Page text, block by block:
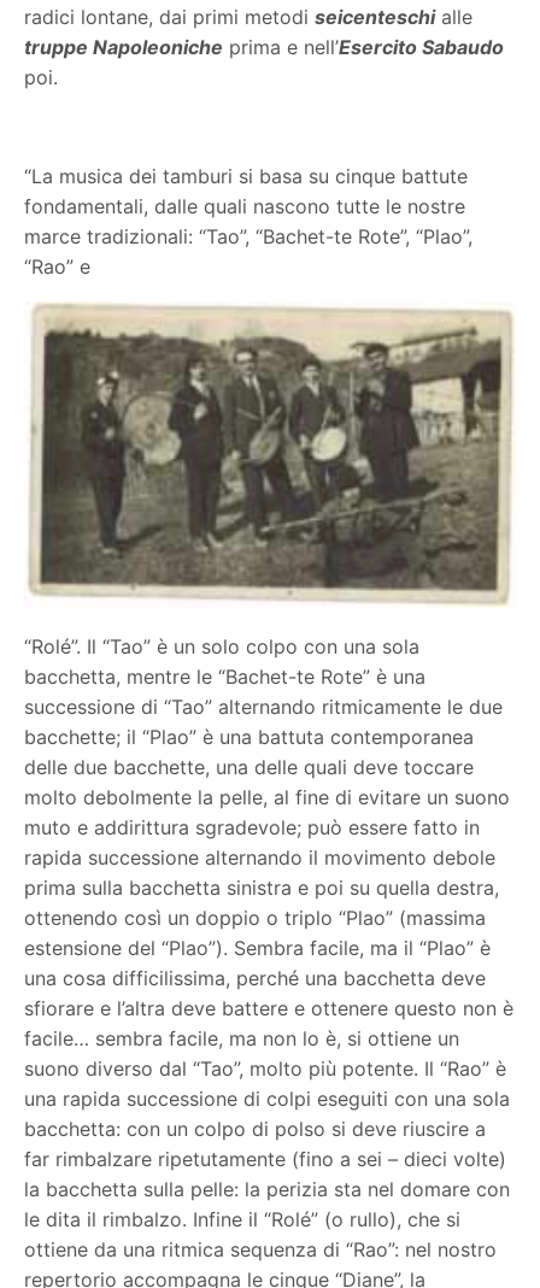
radici lontane, dai primi metodiseicenteschialle
truppe Napoleoniche prima e nell’Esercito Sabaudo
poi.
“La musica dei tamburi si basa su cinque battute
fondamentali, dalle quali nascono tutte le nostre
marce tradizionali: “Tao”, “Bachet-te Rote”, “Plao”,
“Rao” e
“Rolé”. Il “Tao” è un solo colpo con una sola
bacchetta, mentre le “Bachet-te Rote” è una
successione di “Tao” alternando ritmicamente le due
bacchette; il “Plao” è una battuta contemporanea
delle due bacchette, una delle quali deve toccare
molto debolmente la pelle, al fine di evitare un suono
muto e addirittura sgradevole; può essere fatto in
rapida successione alternando il movimento debole
prima sulla bacchetta sinistra e poi su quella destra,
ottenendo così un doppio o triplo “Plao” (massima
estensione del “Plao”). Sembra facile, ma il “Plao” è
una cosa difficilissima, perché una bacchetta deve
sfiorare e l’altra deve battere e ottenere questo non è
facile… sembra facile, ma non lo è, si ottiene un
suono diverso dal “Tao”, molto più potente. Il “Rao” è
una rapida successione di colpi eseguiti con una sola
bacchetta: con un colpo di polso si deve riuscire a
far rimbalzare ripetutamente (fino a sei – dieci volte)
la bacchetta sulla pelle: la perizia sta nel domare con
le dita il rimbalzo. Infine il “Rolé” (o rullo), che si
ottiene da una ritmica sequenza di “Rao”: nel nostro
repertorio accompagna le cinque “Diane”, la